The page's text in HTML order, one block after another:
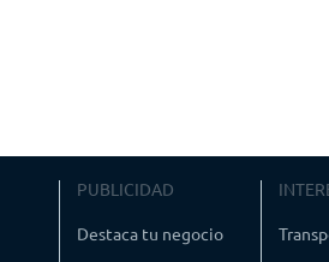
PUBLICIDAD
Destaca tu negocio